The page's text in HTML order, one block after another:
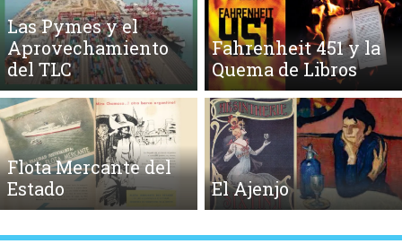
Las Pymes y el
Aprovechamiento
del TLC
Fahrenheit 451 y la
Quema de Libros
Flota Mercante del
Estado
El Ajenjo